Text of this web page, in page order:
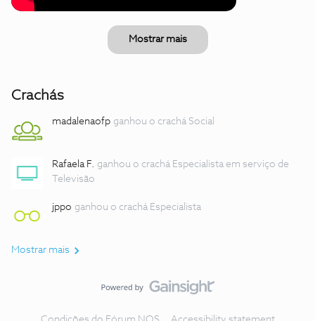
Mostrar mais
Crachás
madalenaofp ganhou o crachá Social
Rafaela F. ganhou o crachá Especialista em serviço de
Televisão
jppo ganhou o crachá Especialista
Mostrar mais